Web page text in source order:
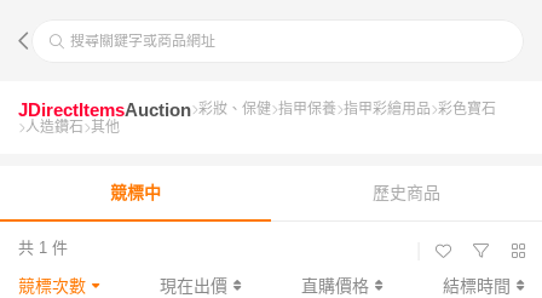
搜尋關鍵字或商品網址
JDirectItemsAuction 彩妝、保健 指甲保養 指甲彩繪用品 彩色寶石
人造鑽石 其他
競標中 歷史商品
共 1 件
競標次數 現在出價 直購價格 結標時間